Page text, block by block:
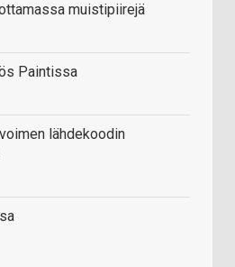
muistipiirejä
Paintissa
lähdekoodin